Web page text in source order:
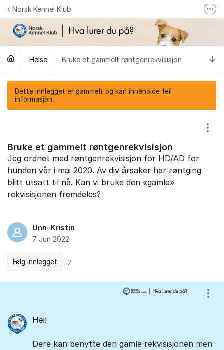
Gå til innhold
Norsk Kennel Klub
Følg oss på Facebook
Følg oss på Instagram
NKK-butikken
Tilbake til NKKs nettsider
Helse Bruke et gammelt røntgenrekvisisjon
Dette innlegget er gammelt og kan inneholde feil
informasjon.
Bruke et gammelt røntgenrekvisisjon
Vis/
Jeg ordnet med røntgenrekvisisjon for HD/AD for
hunden vår i mai 2020. Av div årsaker har røntging
blitt utsatt til nå. Kan vi bruke den «gamle»
rekvisisjonen fremdeles?
Unn-Kristin
7 Jun 2022
Følg innlegget 2
Hei!
Dere kan benytte den gamle rekvisisjonen men
Vis/